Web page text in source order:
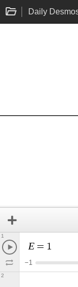
Daily
E = 1
−1
1
2